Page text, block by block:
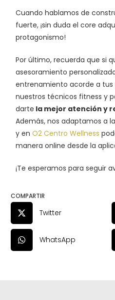
Cuando hablamos de
fuerte, ¡sin duda el core
protagonismo!
Por último, recuerda que si
asesoramiento
entrenamiento acorde a tus
nuestros técnicos fitness y
darte la mejor atención y
Además, nos adaptamos a
y enO2 Centro Wellness
manera online desde la
¡Te esperamos para seguir
COMPARTIR
Twitter
WhatsApp